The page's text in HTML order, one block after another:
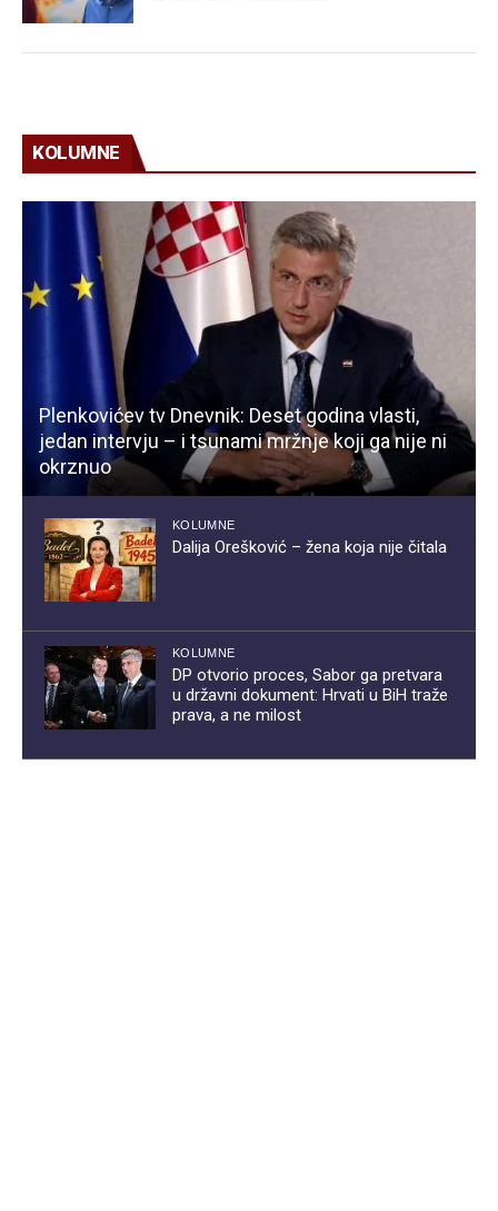
KOLUMNE
Plenkovićev tv Dnevnik: Deset godina vlasti,
jedan intervju – i tsunami mržnje koji ga nije ni
okrznuo
KOLUMNE
Dalija Orešković – žena koja nije čitala
KOLUMNE
DP otvorio proces, Sabor ga pretvara
u državni dokument: Hrvati u BiH traže
prava, a ne milost